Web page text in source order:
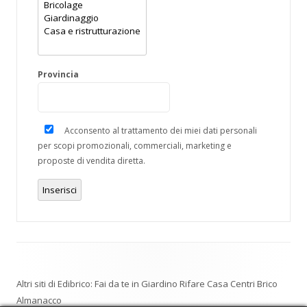
Provincia
Acconsento al trattamento dei miei dati personali
per scopi promozionali, commerciali, marketing e
proposte di vendita diretta.
Inserisci
Altri siti di Edibrico: Fai da te in Giardino Rifare Casa Centri Brico
Almanacco